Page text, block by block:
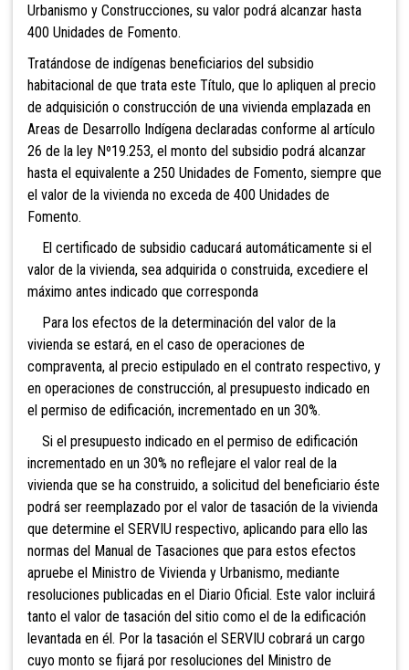
Urbanismo y Construcciones, su valor podrá alcanzar hasta
400 Unidades de Fomento.
Tratándose de indígenas beneficiarios del subsidio
habitacional de que trata este Título, que lo apliquen al precio
de adquisición o construcción de una vivienda emplazada en
Areas de Desarrollo Indígena declaradas conforme al artículo
26 de la ley Nº19.253, el monto del subsidio podrá alcanzar
hasta el equivalente a 250 Unidades de Fomento, siempre que
el valor de la vivienda no exceda de 400 Unidades de
Fomento.
El certificado de subsidio caducará automáticamente si el
valor de la vivienda, sea adquirida o construida, excediere el
máximo antes indicado que corresponda
Para los efectos de la determinación del valor de la
vivienda se estará, en el caso de operaciones de
compraventa, al precio estipulado en el contrato respectivo, y
en operaciones de construcción, al presupuesto indicado en
el permiso de edificación, incrementado en un 30%.
Si el presupuesto indicado en el permiso de edificación
incrementado en un 30% no reflejare el valor real de la
vivienda que se ha construido, a solicitud del beneficiario éste
podrá ser reemplazado por el valor de tasación de la vivienda
que determine el SERVIU respectivo, aplicando para ello las
normas del Manual de Tasaciones que para estos efectos
apruebe el Ministro de Vivienda y Urbanismo, mediante
resoluciones publicadas en el Diario Oficial. Este valor incluirá
tanto el valor de tasación del sitio como el de la edificación
levantada en él. Por la tasación el SERVIU cobrará un cargo
cuyo monto se fijará por resoluciones del Ministro de